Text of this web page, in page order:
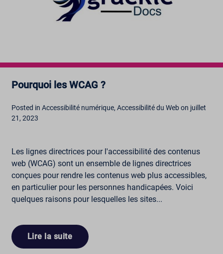
Pourquoi les WCAG ?
Posted in Accessibilité numérique, Accessibilité du Web on juillet
21, 2023
Les lignes directrices pour l'accessibilité des contenus
web (WCAG) sont un ensemble de lignes directrices
conçues pour rendre les contenus web plus accessibles,
en particulier pour les personnes handicapées. Voici
quelques raisons pour lesquelles les sites...
Lire la suite